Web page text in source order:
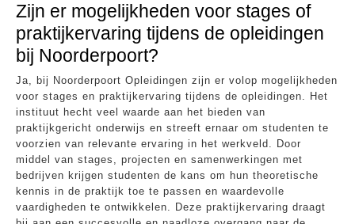
Zijn er mogelijkheden voor stages of
praktijkervaring tijdens de opleidingen
bij Noorderpoort?
Ja, bij Noorderpoort Opleidingen zijn er volop mogelijkheden
voor stages en praktijkervaring tijdens de opleidingen. Het
instituut hecht veel waarde aan het bieden van
praktijkgericht onderwijs en streeft ernaar om studenten te
voorzien van relevante ervaring in het werkveld. Door
middel van stages, projecten en samenwerkingen met
bedrijven krijgen studenten de kans om hun theoretische
kennis in de praktijk toe te passen en waardevolle
vaardigheden te ontwikkelen. Deze praktijkervaring draagt